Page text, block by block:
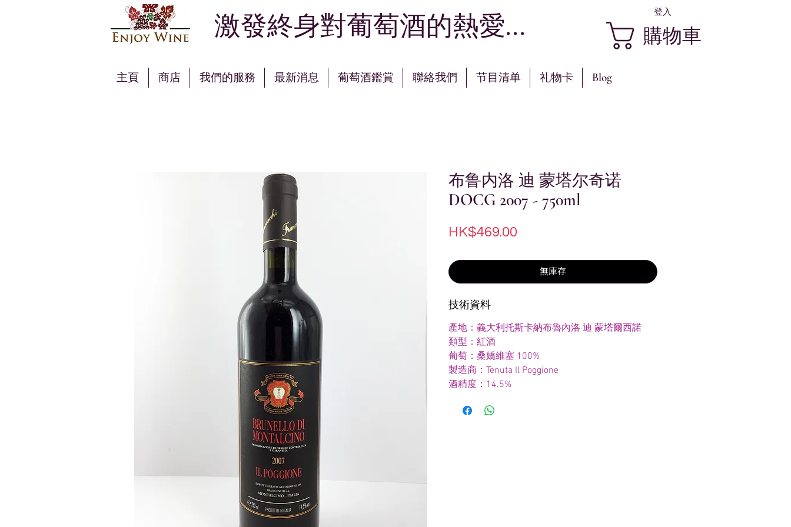
登入
激發終身對葡萄酒的熱愛... 購物車
主頁 商店 我們的服務 最新消息 葡萄酒鑑賞 聯絡我們 节目清单 礼物卡 Blog
布鲁内洛 迪 蒙塔尔奇诺
DOCG 2007 - 750ml
HK$469.00
無庫存
技術資料
產地：義大利托斯卡納布魯內洛·迪·蒙塔爾西諾
類型：紅酒
葡萄：桑嬌維塞 100%
製造商：Tenuta Il Poggione
酒精度：14.5%